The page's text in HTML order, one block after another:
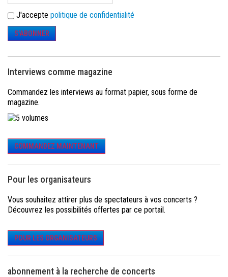
J'accepte politique de confidentialité
S'ABONNER
Interviews comme magazine
Commandez les interviews au format papier, sous forme de
magazine.
COMMANDEZ MAINTENANT
Pour les organisateurs
Vous souhaitez attirer plus de spectateurs à vos concerts ?
Découvrez les possibilités offertes par ce portail.
POUR LES ORGANISATEURS
abonnement à la recherche de concerts